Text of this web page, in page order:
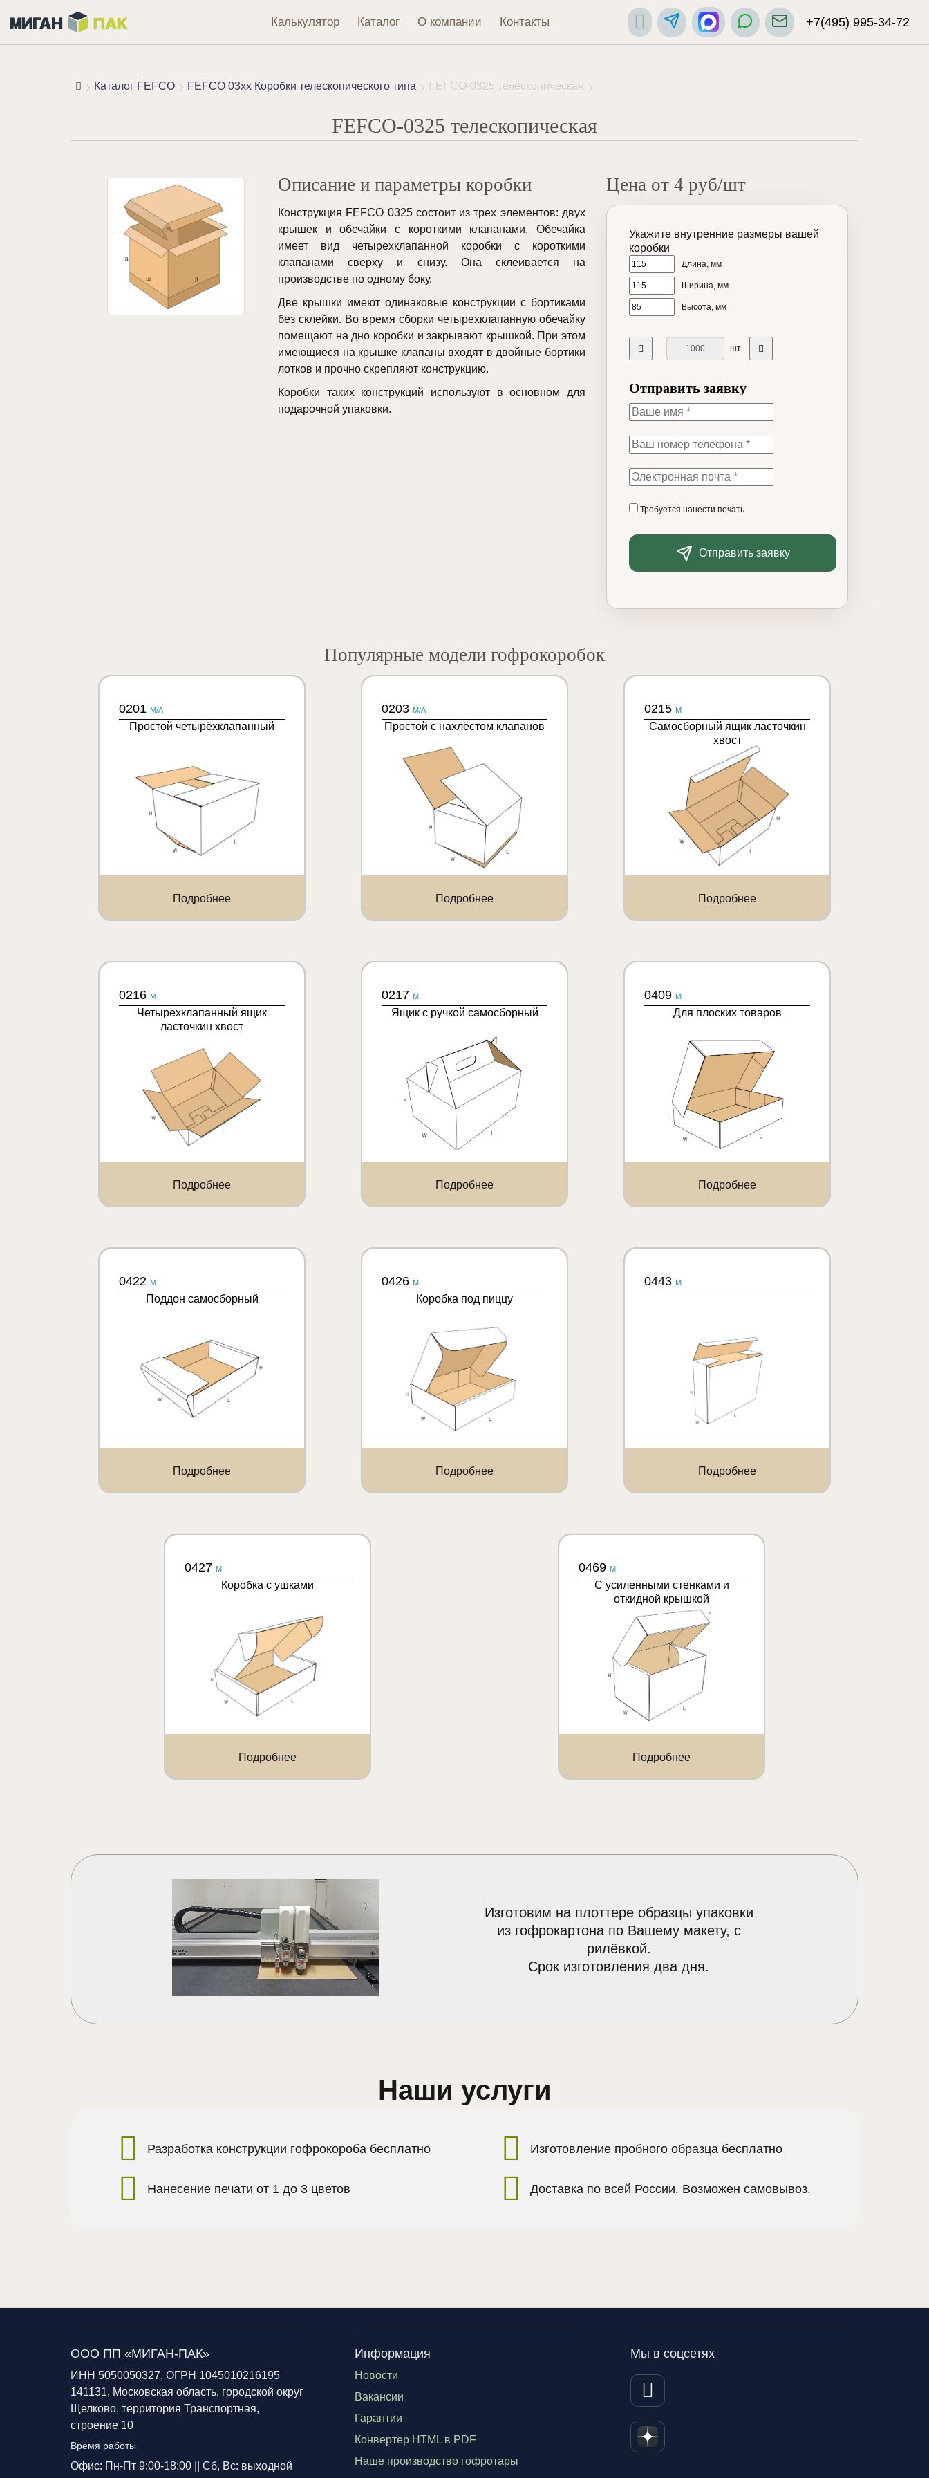
Калькулятор Каталог О компании Контакты +7(495) 995-34-72
Каталог FEFCO FEFCO 03xx Коробки телескопического типа FEFCO-0325 телескопическая
FEFCO-0325 телескопическая
Описание и параметры коробки
Конструкция FEFCO 0325 состоит из трех элементов: двух
крышек и обечайки с короткими клапанами. Обечайка
имеет вид четырехклапанной коробки с короткими
клапанами сверху и снизу. Она склеивается на
производстве по одному боку.
Две крышки имеют одинаковые конструкции с бортиками
без склейки. Во время сборки четырехклапанную обечайку
помещают на дно коробки и закрывают крышкой. При этом
имеющиеся на крышке клапаны входят в двойные бортики
лотков и прочно скрепляют конструкцию.
Коробки таких конструкций используют в основном для
подарочной упаковки.
Цена от 4 руб/шт
Укажите внутренние размеры вашей
коробки
Длина, мм
Ширина, мм
Высота, мм
шт
Отправить заявку
Требуется нанести печать
Отправить заявку
Популярные модели гофрокоробок
0201 M/A
Простой четырёхклапанный
Подробнее
0203 M/A
Простой с нахлёстом клапанов
Подробнее
0215 M
Самосборный ящик ласточкин
хвост
Подробнее
0216 M
Четырехклапанный ящик
ласточкин хвост
Подробнее
0217 M
Ящик с ручкой самосборный
Подробнее
0409 M
Для плоских товаров
Подробнее
0422 M
Поддон самосборный
Подробнее
0426 M
Коробка под пиццу
Подробнее
0443 M
Подробнее
0427 M
Коробка с ушками
Подробнее
0469 M
С усиленными стенками и
откидной крышкой
Подробнее
Изготовим на плоттере образцы упаковки
из гофрокартона по Вашему макету, с
рилёвкой.
Срок изготовления два дня.
Наши услуги
Разработка конструкции гофрокороба бесплатно
Нанесение печати от 1 до 3 цветов
Изготовление пробного образца бесплатно
Доставка по всей России. Возможен самовывоз.
ООО ПП «МИГАН-ПАК»
ИНН 5050050327, ОГРН 1045010216195
141131, Московская область, городской округ
Щелково, территория Транспортная,
строение 10
Время работы
Офис: Пн-Пт 9:00-18:00 || Сб, Вс: выходной
Информация
Новости
Вакансии
Гарантии
Конвертер HTML в PDF
Наше производство гофротары
Мы в соцсетях